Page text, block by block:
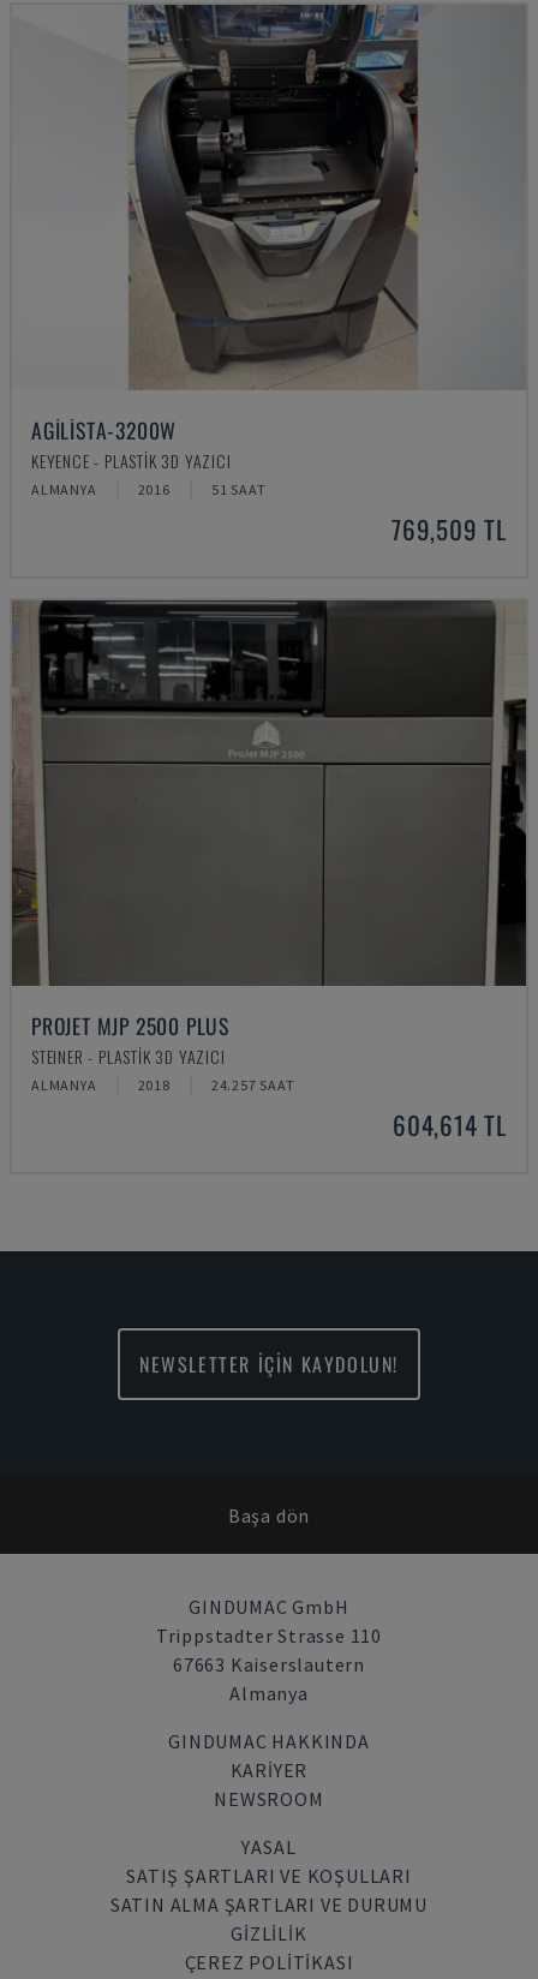
AGILISTA-3200W
KEYENCE - PLASTIK 3D YAZICI
ALMANYA 2016 51 SAAT
769,509 TL
PROJET MJP 2500 PLUS
STEINER - PLASTIK 3D YAZICI
ALMANYA 2018 24.257 SAAT
604,614 TL
NEWSLETTER İÇİN KAYDOLUN!
Başa dön
GINDUMAC GmbH
Trippstadter Strasse 110
67663 Kaiserslautern
Almanya
GINDUMAC HAKKINDA
KARIYER
NEWSROOM
YASAL
SATIŞ ŞARTLARI VE KOŞULLARI
SATIN ALMA ŞARTLARI VE DURUMU
GİZLİLİK
ÇEREZ POLITIKASI